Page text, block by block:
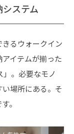
ステム
るウォークイン
イテムが揃った
。必要なモノ
場所にある。そ
。